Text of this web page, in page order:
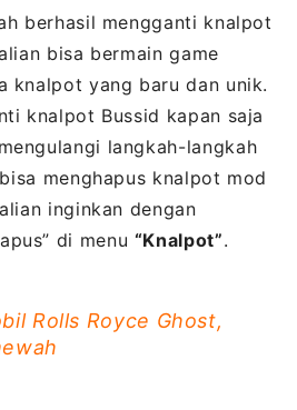
berhasil mengganti knalpot
bisa bermain game
knalpot yang baru dan unik.
knalpot Bussid kapan saja
langkah-langkah
menghapus knalpot mod
inginkan dengan
di menu “Knalpot”.
Rolls Royce Ghost,